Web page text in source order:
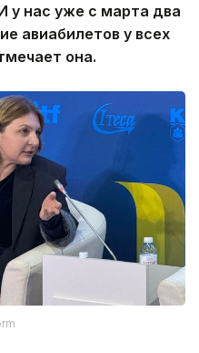
у нас уже с марта два
авиабилетов у всех
она.